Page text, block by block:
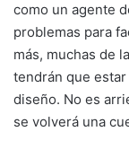
como un agente
problemas para
más, muchas de
tendrán que
diseño. No es
se volverá una